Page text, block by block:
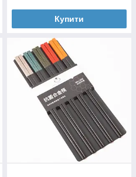
Купити